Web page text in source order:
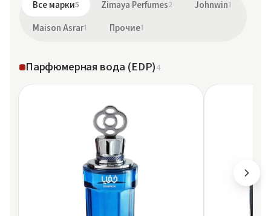
Все марки5 Zimaya Perfumes2 Johnwin1
Maison Asrar1 Прочие1
Парфюмерная вода (EDP)4